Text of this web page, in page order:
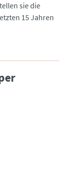
sie die
15 Jahren